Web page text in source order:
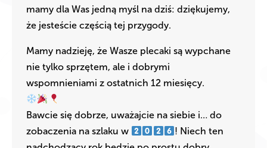
mamy dla Was jedną myśl na dziś: dziękujemy,
że jesteście częścią tej przygody.
Mamy nadzieję, że Wasze plecaki są wypchane
nie tylko sprzętem, ale i dobrymi
wspomnieniami z ostatnich 12 miesięcy.
Bawcie się dobrze, uważajcie na siebie i… do
zobaczenia na szlaku w
! Niech ten